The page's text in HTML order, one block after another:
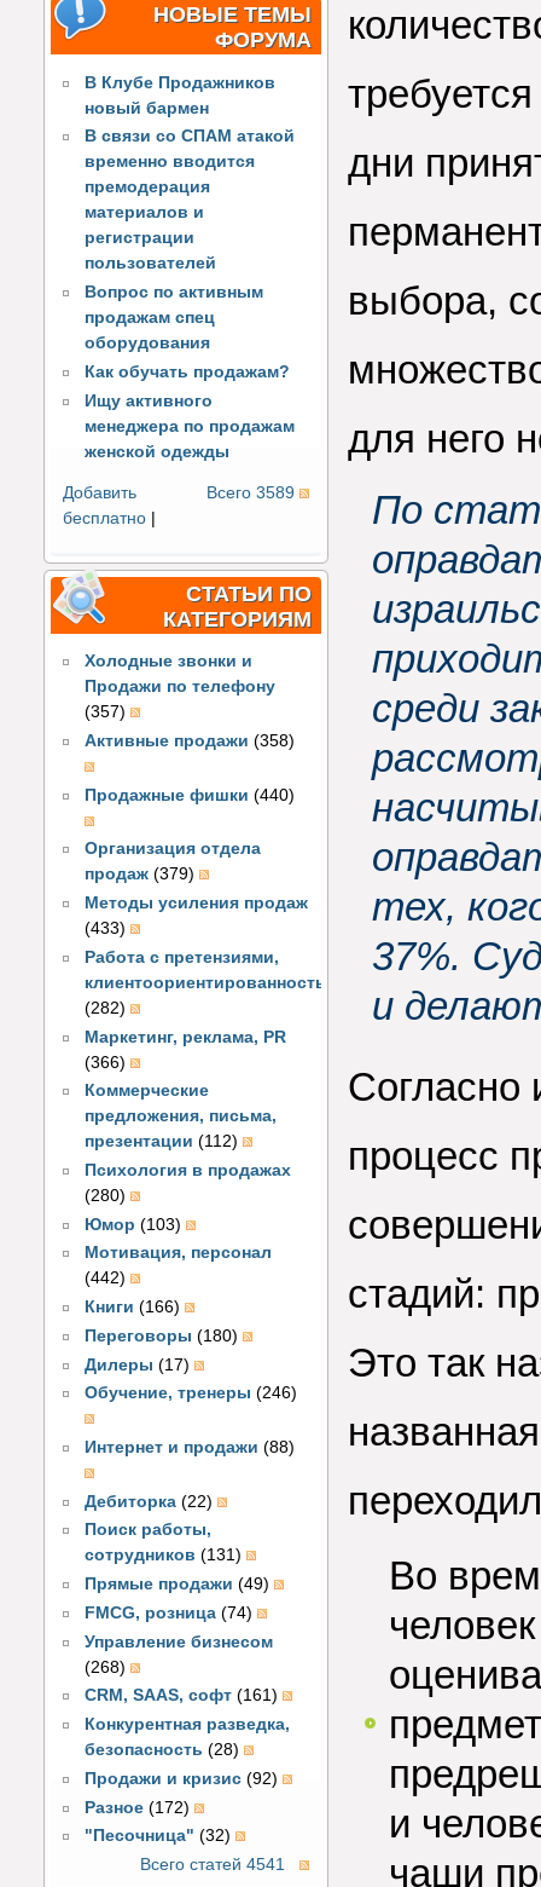
НОВЫЕ ТЕМЫ
ФОРУМА
В Клубе Продажников
новый бармен
В связи со СПАМ атакой
временно вводится
премодерация
материалов и
регистрации
пользователей
Вопрос по активным
продажам спец
оборудования
Как обучать продажам?
Ищу активного
менеджера по продажам
женской одежды
Всего 3589
Добавить
бесплатно |
СТАТЬИ ПО
КАТЕГОРИЯМ
Холодные звонки и
Продажи по телефону
(357)
Активные продажи (358)
Продажные фишки (440)
Организация отдела
продаж (379)
Методы усиления продаж
(433)
Работа с претензиями,
клиентоориентированность
(282)
Маркетинг, реклама, PR
(366)
Коммерческие
предложения, письма,
презентации (112)
Психология в продажах
(280)
Юмор (103)
Мотивация, персонал
(442)
Книги (166)
Переговоры (180)
Дилеры (17)
Обучение, тренеры (246)
Интернет и продажи (88)
Дебиторка (22)
Поиск работы,
сотрудников (131)
Прямые продажи (49)
FMCG, розница (74)
Управление бизнесом
(268)
CRM, SAAS, софт (161)
Конкурентная разведка,
безопасность (28)
Продажи и кризис (92)
Разное (172)
"Песочница" (32)
Всего статей 4541
дни
выбора,
для него
По
среди
тех,
37%.
и
Согласно
процесс
стадий:
Это так
Во
и
чаши